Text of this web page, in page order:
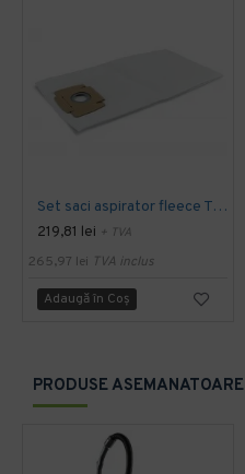
Set saci aspirator fleece Taski Aero 8 / 15
219,81 lei + TVA
265,97 lei TVA inclus
Adaugă în Coş
PRODUSE ASEMANATOARE